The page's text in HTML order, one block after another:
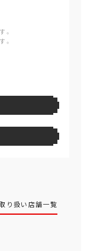
。
。
り扱い店舗一覧